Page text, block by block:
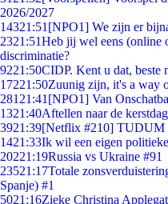
2026/2027
14321:51 [NPO1] We zijn er
2321:51Heb jij wel eens (online
discriminatie?
9221:50CIDP. Kent u dat, beste
17221:50Zuunig zijn, it's a way
281 21:41 [NPO1] Van
1321:40Aftellen naar de
3921:39[Netflix #210] TUDUM
1421:33Ik wil een eigen
20221:19Russia vs Ukraine #91
23521:17Totale
Spanje) #1
5021:16Zieke Christina